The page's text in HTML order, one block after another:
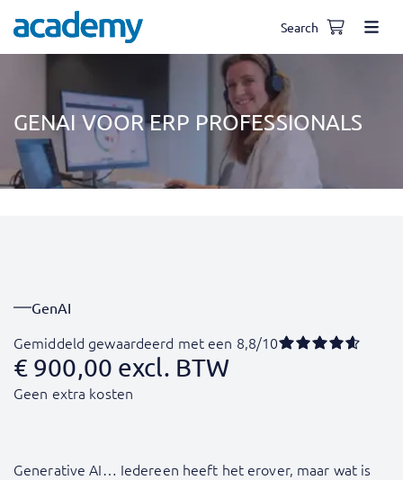
Search
GENAI VOOR ERP PROFESSIONALS
GenAI
Gemiddeld gewaardeerd met een 8,8/10
€ 900,00 excl. BTW
Geen extra kosten
Generative AI… Iedereen heeft het erover, maar wat is